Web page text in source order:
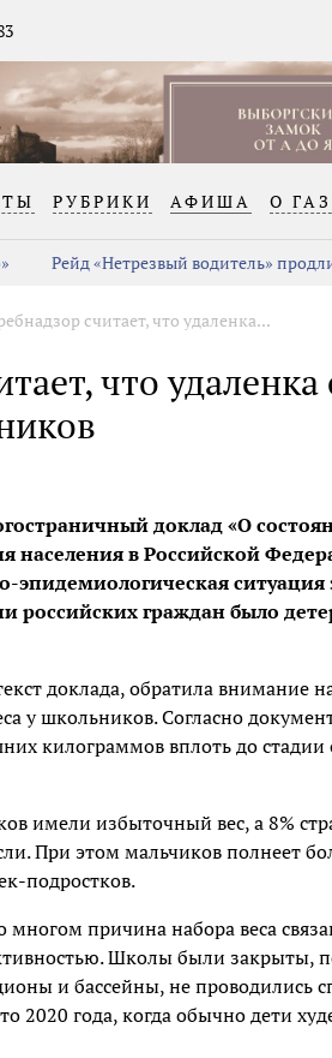
РУБРИКИ АФИША О
Рейд «Нетрезвый водитель»
считает, что удаленка...
что удаленка
доклад «О
населения в Российской
эпидемиологическая
российских граждан было
доклада, обратила внимание
у школьников. Согласно
килограммов вплоть до
имели избыточный вес, а 8%
При этом мальчиков полнеет
подростков.
причина набора веса
Школы были закрыты,
и бассейны, не проводились
2020 года, когда обычно дети